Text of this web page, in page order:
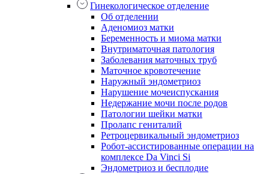
Гинекологическое отделение
Об отделении
Аденомиоз матки
Беременность и миома матки
Внутриматочная патология
Заболевания маточных труб
Маточное кровотечение
Наружный эндометриоз
Нарушение мочеиспускания
Недержание мочи после родов
Патологии шейки матки
Пролапс гениталий
Ретроцервикальный эндометриоз
Робот-ассистированные операции на
комплексе Da Vinci Si
Эндометриоз и бесплодие